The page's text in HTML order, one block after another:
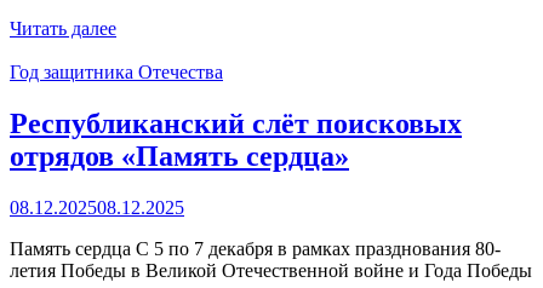
Читать далее
Год защитника Отечества
Республиканский слёт поисковых
отрядов «Память сердца»
08.12.202508.12.2025
Память сердца С 5 по 7 декабря в рамках празднования 80-
летия Победы в Великой Отечественной войне и Года Победы